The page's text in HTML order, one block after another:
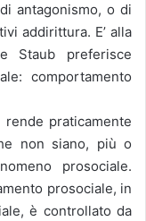
antagonismo, o di
addirittura. E’ alla
Staub preferisce
comportamento
praticamente
non siano, più o
prosociale.
prosociale, in
è controllato da